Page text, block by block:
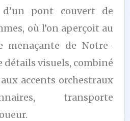
pont couvert de
où l’on aperçoit au
menaçante de Notre-
détails visuels, combiné
accents orchestraux
transporte